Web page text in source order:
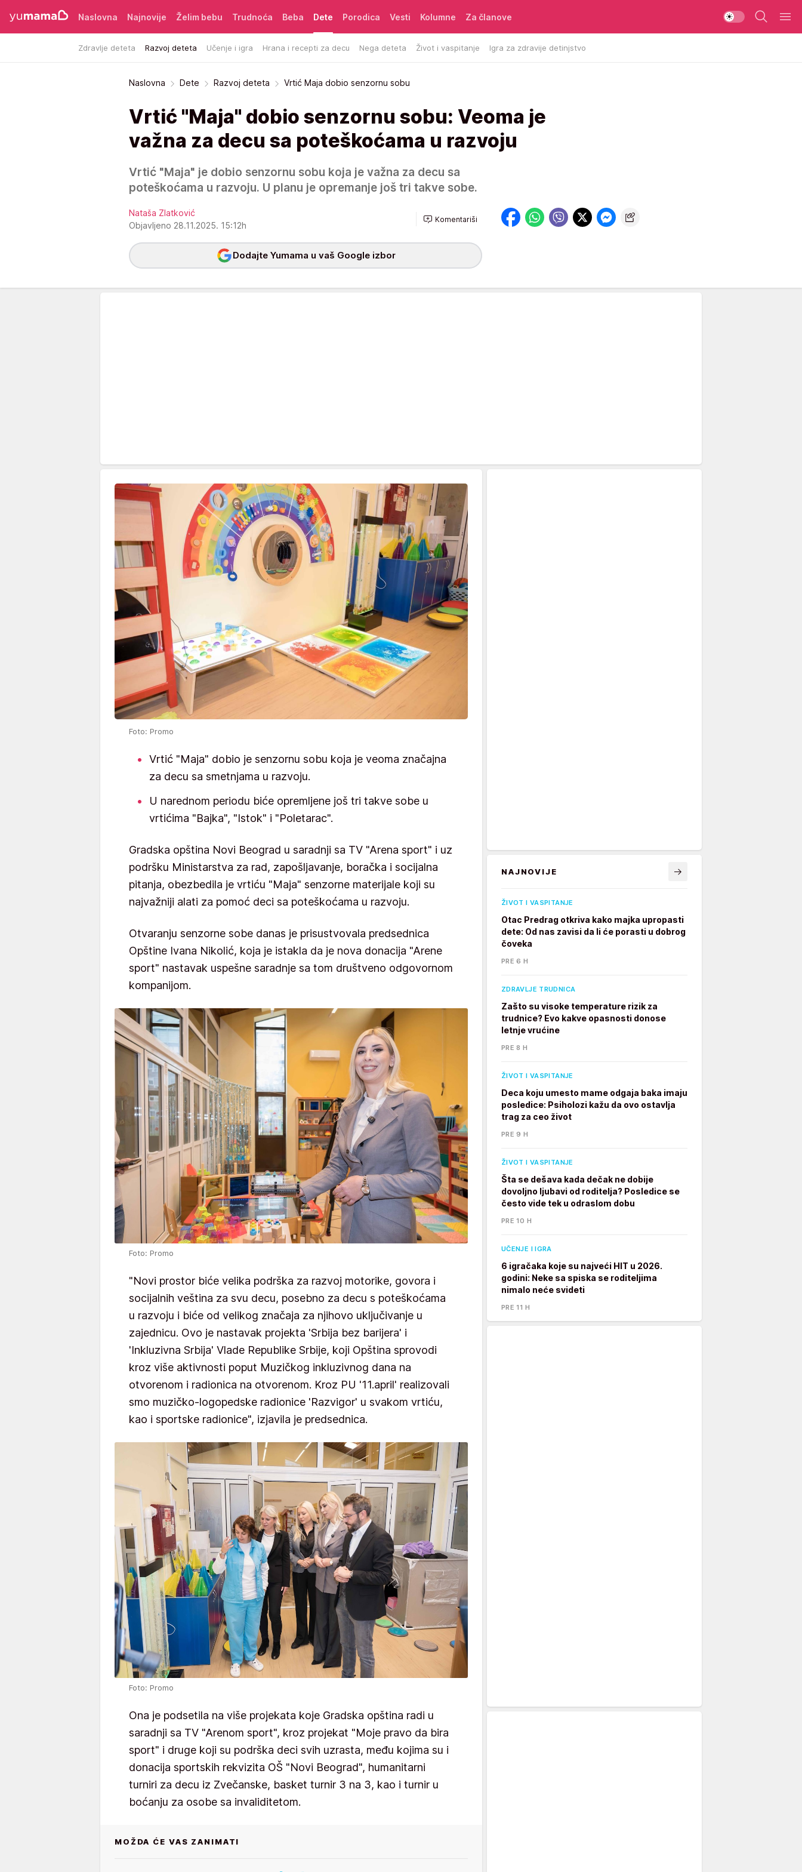
Naslovna Najnovije Želim bebu Trudnoća Beba Dete
Zdravlje deteta Razvoj deteta Učenje i igra Hrana i recepti za decu Nega deteta Život i vaspitanje Igra za zdravije detinjstvo
Porodica Vesti Kolumne Za članove
Naslovna Dete Razvoj deteta Vrtić Maja dobio senzornu sobu
Vrtić "Maja" dobio senzornu sobu: Veoma je
važna za decu sa poteškoćama u razvoju
Vrtić "Maja" je dobio senzornu sobu koja je važna za decu sa
poteškoćama u razvoju. U planu je opremanje još tri takve sobe.
Nataša Zlatković
Objavljeno 28.11.2025. 15:12h
Komentariši
Dodajte Yumama u vaš Google izbor
Foto: Promo
Vrtić "Maja" dobio je senzornu sobu koja je veoma značajna
za decu sa smetnjama u razvoju.
U narednom periodu biće opremljene još tri takve sobe u
vrtićima "Bajka", "Istok" i "Poletarac".
Gradska opština Novi Beograd u saradnji sa TV "Arena sport" i uz
podršku Ministarstva za rad, zapošljavanje, boračka i socijalna
pitanja, obezbedila je vrtiću "Maja" senzorne materijale koji su
najvažniji alati za pomoć deci sa poteškoćama u razvoju.
Otvaranju senzorne sobe danas je prisustvovala predsednica
Opštine Ivana Nikolić, koja je istakla da je nova donacija "Arene
sport" nastavak uspešne saradnje sa tom društveno odgovornom
kompanijom.
Foto: Promo
"Novi prostor biće velika podrška za razvoj motorike, govora i
socijalnih veština za svu decu, posebno za decu s poteškoćama
u razvoju i biće od velikog značaja za njihovo uključivanje u
zajednicu. Ovo je nastavak projekta 'Srbija bez barijera' i
'Inkluzivna Srbija' Vlade Republike Srbije, koji Opština sprovodi
kroz više aktivnosti poput Muzičkog inkluzivnog dana na
otvorenom i radionica na otvorenom. Kroz PU '11.april' realizovali
smo muzičko-logopedske radionice 'Razvigor' u svakom vrtiću,
kao i sportske radionice", izjavila je predsednica.
Foto: Promo
Ona je podsetila na više projekata koje Gradska opština radi u
saradnji sa TV "Arenom sport", kroz projekat "Moje pravo da bira
sport" i druge koji su podrška deci svih uzrasta, među kojima su i
donacija sportskih rekvizita OŠ "Novi Beograd", humanitarni
turniri za decu iz Zvečanske, basket turnir 3 na 3, kao i turnir u
boćanju za osobe sa invaliditetom.
MOŽDA ĆE VAS ZANIMATI
NAJNOVIJE
ŽIVOT I VASPITANJE
Otac Predrag otkriva kako majka upropasti
dete: Od nas zavisi da li će porasti u dobrog
čoveka
PRE 6 H
ZDRAVLJE TRUDNICA
Zašto su visoke temperature rizik za
trudnice? Evo kakve opasnosti donose
letnje vrućine
PRE 8 H
ŽIVOT I VASPITANJE
Deca koju umesto mame odgaja baka imaju
posledice: Psiholozi kažu da ovo ostavlja
trag za ceo život
PRE 9 H
ŽIVOT I VASPITANJE
Šta se dešava kada dečak ne dobije
dovoljno ljubavi od roditelja? Posledice se
često vide tek u odraslom dobu
PRE 10 H
UČENJE I IGRA
6 igračaka koje su najveći HIT u 2026.
godini: Neke sa spiska se roditeljima
nimalo neće svideti
PRE 11 H